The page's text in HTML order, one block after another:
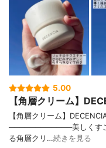
5.00
【角層クリーム】
【角層クリーム】
────────────美しくす
る角層クリ…続きを見る